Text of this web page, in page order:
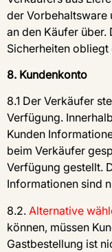
der Vorbehaltsware
an den Käufer
Sicherheiten obliegt
8. Kundenkonto
8.1 Der Verkäufer
Verfügung.
Kunden
beim Verkäufer
Verfügung gestellt.
Informationen sind
8.2. Alternative
können, müssen
Gastbestellung ist